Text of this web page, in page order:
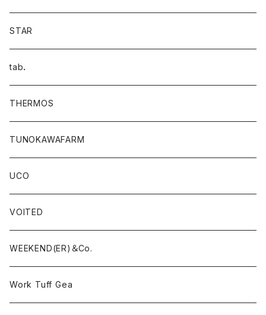
STAR
tab．
THERMOS
TUNOKAWAFARM
UCO
VOITED
WEEKEND(ER)＆Co.
Work Tuff Gea